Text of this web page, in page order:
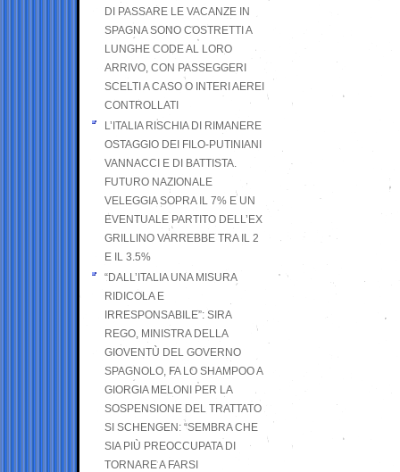
DI PASSARE LE VACANZE IN
SPAGNA SONO COSTRETTI A
LUNGHE CODE AL LORO
ARRIVO, CON PASSEGGERI
SCELTI A CASO O INTERI AEREI
CONTROLLATI
L’ITALIA RISCHIA DI RIMANERE
OSTAGGIO DEI FILO-PUTINIANI
VANNACCI E DI BATTISTA.
FUTURO NAZIONALE
VELEGGIA SOPRA IL 7% E UN
EVENTUALE PARTITO DELL’EX
GRILLINO VARREBBE TRA IL 2
E IL 3.5%
“DALL’ITALIA UNA MISURA
RIDICOLA E
IRRESPONSABILE”: SIRA
REGO, MINISTRA DELLA
GIOVENTÙ DEL GOVERNO
SPAGNOLO, FA LO SHAMPOO A
GIORGIA MELONI PER LA
SOSPENSIONE DEL TRATTATO
SI SCHENGEN: “SEMBRA CHE
SIA PIÙ PREOCCUPATA DI
TORNARE A FARSI